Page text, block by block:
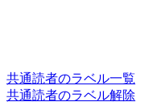
共通読者のラベル一覧
共通読者のラベル解除